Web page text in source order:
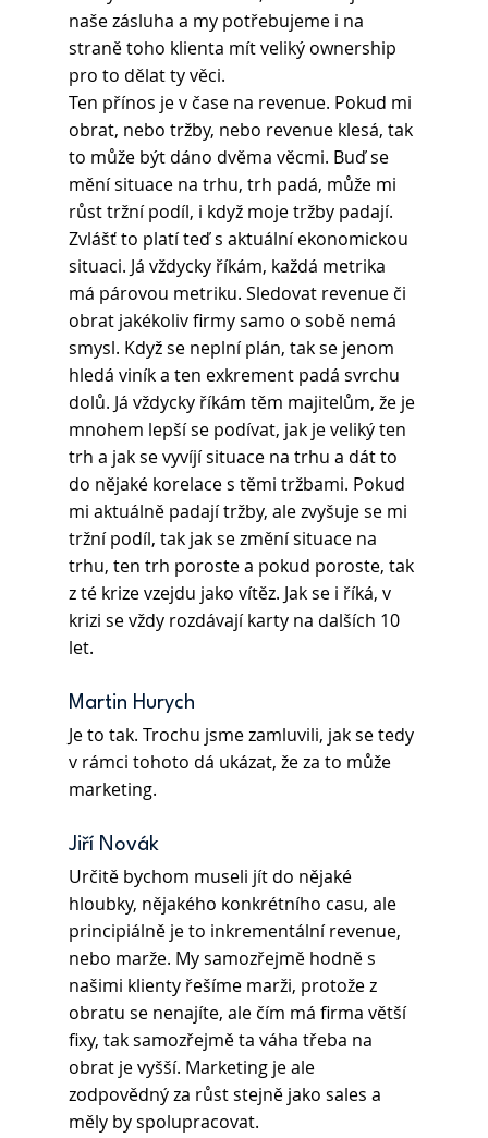
naše zásluha a my potřebujeme i na
straně toho klienta mít veliký ownership
pro to dělat ty věci.
Ten přínos je v čase na revenue. Pokud mi
obrat, nebo tržby, nebo revenue klesá, tak
to může být dáno dvěma věcmi. Buď se
mění situace na trhu, trh padá, může mi
růst tržní podíl, i když moje tržby padají.
Zvlášť to platí teď s aktuální ekonomickou
situaci. Já vždycky říkám, každá metrika
má párovou metriku. Sledovat revenue či
obrat jakékoliv firmy samo o sobě nemá
smysl. Když se neplní plán, tak se jenom
hledá viník a ten exkrement padá svrchu
dolů. Já vždycky říkám těm majitelům, že je
mnohem lepší se podívat, jak je veliký ten
trh a jak se vyvíjí situace na trhu a dát to
do nějaké korelace s těmi tržbami. Pokud
mi aktuálně padají tržby, ale zvyšuje se mi
tržní podíl, tak jak se změní situace na
trhu, ten trh poroste a pokud poroste, tak
z té krize vzejdu jako vítěz. Jak se i říká, v
krizi se vždy rozdávají karty na dalších 10
let.
Martin Hurych
Je to tak. Trochu jsme zamluvili, jak se tedy
v rámci tohoto dá ukázat, že za to může
marketing.
Jiří Novák
Určitě bychom museli jít do nějaké
hloubky, nějakého konkrétního casu, ale
principiálně je to inkrementální revenue,
nebo marže. My samozřejmě hodně s
našimi klienty řešíme marži, protože z
obratu se nenajíte, ale čím má firma větší
fixy, tak samozřejmě ta váha třeba na
obrat je vyšší. Marketing je ale
zodpovědný za růst stejně jako sales a
měly by spolupracovat.